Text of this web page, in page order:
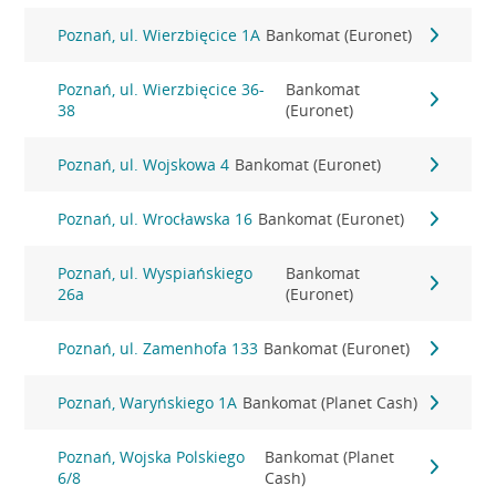
Poznań, ul. Wierzbięcice 1A Bankomat (Euronet)
Poznań, ul. Wierzbięcice 36-
38
Bankomat
(Euronet)
Poznań, ul. Wojskowa 4 Bankomat (Euronet)
Poznań, ul. Wrocławska 16 Bankomat (Euronet)
Poznań, ul. Wyspiańskiego
26a
Bankomat
(Euronet)
Poznań, ul. Zamenhofa 133 Bankomat (Euronet)
Poznań, Waryńskiego 1A Bankomat (Planet Cash)
Poznań, Wojska Polskiego
6/8
Bankomat (Planet
Cash)